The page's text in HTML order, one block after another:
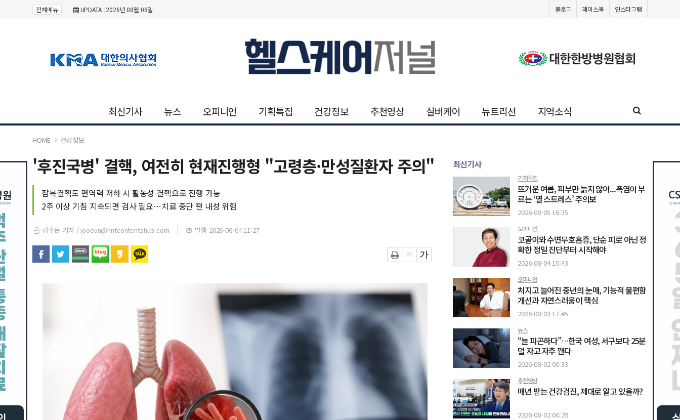
전체메뉴 UPDATA : 2026년 08월 08일 블로그 페이스북 인스타그램
최신기사 뉴스 오피니언 기획특집 건강정보 추천영상 실버케어 뉴트리션 지역소식
HOME 건강정보
'후진국병' 결핵, 여전히 현재진행형 "고령층·만성질환자 주의"
잠복결핵도 면역력 저하 시 활동성 결핵으로 진행 가능
2주 이상 기침 지속되면 검사 필요…치료 중단 땐 내성 위험
강주은 기자 / jooeun@hntcontentshub.com 발행 2026-06-04 11:27
최신기사
기획특집
뜨거운 여름, 피부만 늙지 않아...폭염이 부
르는 ‘열 스트레스’ 주의보
2026-08-05 16:35
오피니언
코골이와 수면무호흡증, 단순 피로 아닌 정
확한 정밀 진단부터 시작해야
2026-08-04 15:43
오피니언
처지고 늘어진 중년의 눈매, 기능적 불편함
개선과 자연스러움이 핵심
2026-08-03 17:45
뉴스
“늘 피곤하다”…한국 여성, 서구보다 25분
덜 자고 자주 깬다
2026-08-02 00:33
추천영상
매년 받는 건강검진, 제대로 알고 있을까?
2026-08-02 00:29